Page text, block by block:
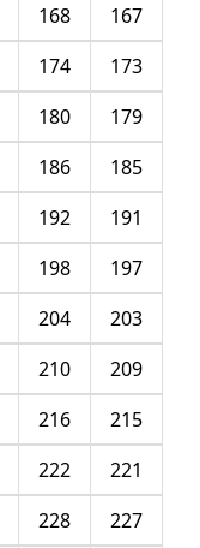
167
168
173
174
179
180
185
186
191
192
197
198
203
204
209
210
215
216
221
222
227
228